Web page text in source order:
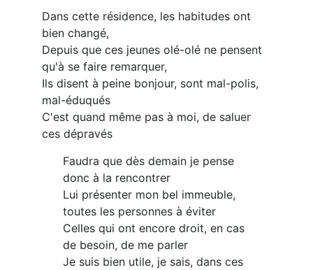
Dans cette résidence, les habitudes ont
bien changé,
Depuis que ces jeunes olé-olé ne pensent
qu'à se faire remarquer,
Ils disent à peine bonjour, sont mal-polis,
mal-éduqués
C'est quand même pas à moi, de saluer
ces dépravés
Faudra que dès demain je pense
donc à la rencontrer
Lui présenter mon bel immeuble,
toutes les personnes à éviter
Celles qui ont encore droit, en cas
de besoin, de me parler
Je suis bien utile, je sais, dans ces